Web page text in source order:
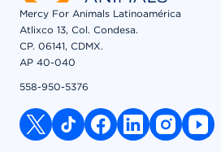
Mercy For Animals Latinoamérica
Atlixco 13, Col. Condesa.
CP. 06141, CDMX.
AP 40-040
558-950-5376
x link tiktok linkfacebook link
linkedin linkinstagram